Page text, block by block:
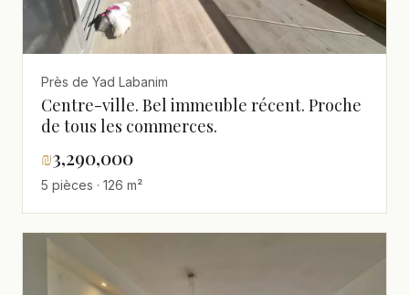
Près de Yad Labanim
Centre-ville. Bel immeuble récent. Proche
de tous les commerces.
₪3,290,000
5 pièces · 126 m²